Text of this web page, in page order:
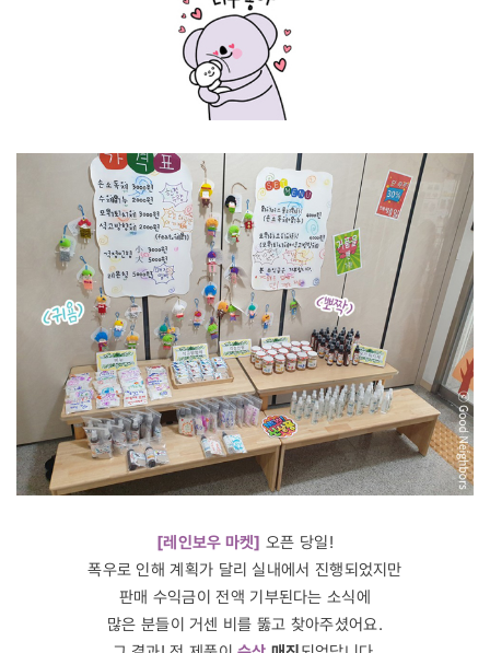
[레인보우 마켓] 오픈 당일!
폭우로 인해 계획가 달리 실내에서 진행되었지만
판매 수익금이 전액 기부된다는 소식에
많은 분들이 거센 비를 뚫고 찾아주셨어요.